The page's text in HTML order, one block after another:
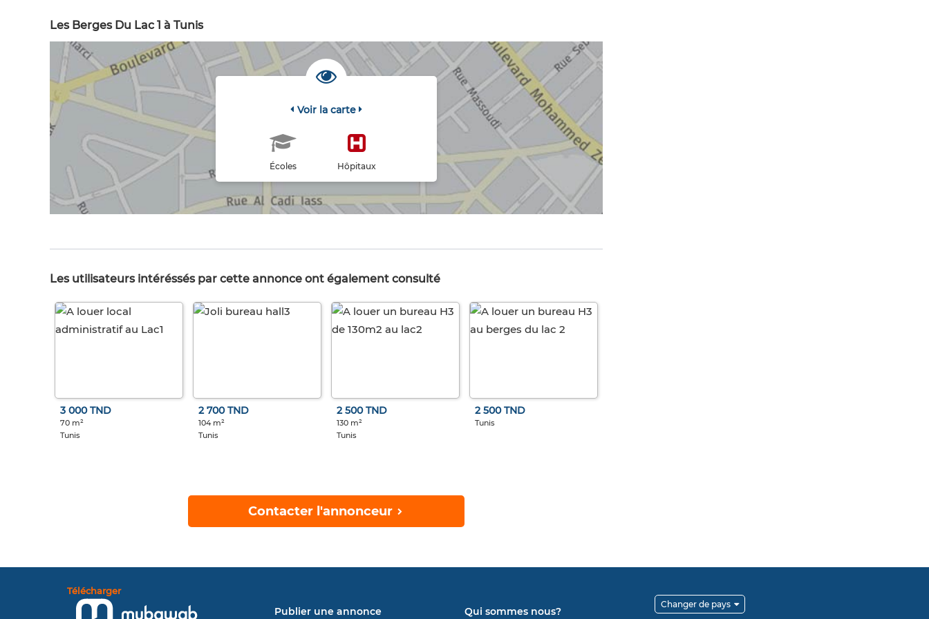
Les Berges Du Lac 1 à Tunis
Voir la carte
Écoles Hôpitaux
Les utilisateurs intéréssés par cette annonce ont également consulté
3 000 TND
70 m²
Tunis
2 700 TND
104 m²
Tunis
2 500 TND
130 m²
Tunis
2 500 TND
Tunis
Contacter l'annonceur
Télécharger
Publier une annonce Qui sommes nous?
Changer de pays